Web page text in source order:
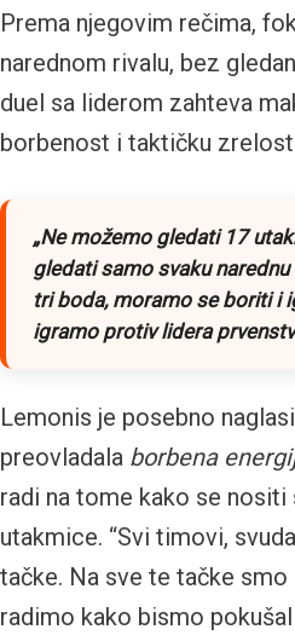
Prema njegovim rečima,
narednom rivalu, bez
duel sa liderom zahteva
borbenost i taktičku
„Ne možemo gledati 17
gledati samo svaku
tri boda, moramo se boriti i
igramo protiv lidera
Lemonis je posebno
preovladala borbena
radi na tome kako se
utakmice. “Svi timovi,
tačke. Na sve te tačke
radimo kako bismo